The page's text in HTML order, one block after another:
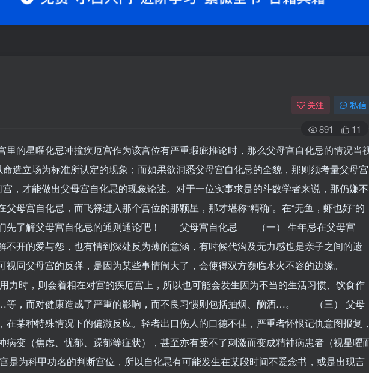
关注 私信
891 11
里的星曜化忌冲撞疾厄宫作为该宫位有严重瑕疵推论时，那么父母宫自化忌的情况当
命造立场为标准所认定的现象；而如果欲洞悉父母宫自化忌的全貌，那则须考量父母宫
宫，才能做出父母宫自化忌的现象论述。对于一位实事求是的斗数学者来说，那仍嫌不
母宫自化忌，而飞禄进入那个宫位的那颗星，那才堪称“精确”。在“无鱼，虾也好”的
先了解父母宫自化忌的通则通论吧！ 父母宫自化忌 （一） 生年忌在父母宫
不开的爱与怨，也有情到深处反为薄的意涵，有时候代沟及无力感也是亲子之间的遗
视同父母宫的反弹，是因为某些事情闹大了，会使得双方濒临水火不容的边缘。
力时，则会着相在对宫的疾厄宫上，所以也可能会发生因为不当的生活习惯、饮食作
等，而对健康造成了严重的影响，而不良习惯则包括抽烟、酗酒…。 （三） 父母
在某种特殊情况下的偏激反应。轻者出口伤人的口德不佳，严重者怀恨记仇意图报复，
病变（焦虑、忧郁、躁郁等症状），甚至亦有受不了刺激而变成精神病患者（视星曜
为科甲功名的判断宫位，所以自化忌有可能发生在某段时间不爱念书，或是出现言